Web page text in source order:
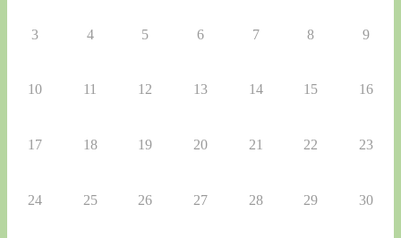
3 4 5 6 7 8 9
10 11 12 13 14 15 16
17 18 19 20 21 22 23
24 25 26 27 28 29 30